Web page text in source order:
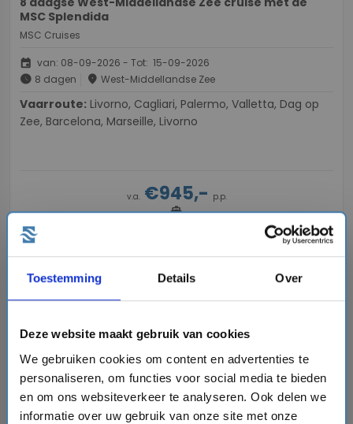
Toestemming Details Over
Deze website maakt gebruik van cookies
We gebruiken cookies om content en advertenties te
personaliseren, om functies voor social media te bieden
en om ons websiteverkeer te analyseren. Ook delen we
informatie over uw gebruik van onze site met onze
MSC Splendida
MSC Cruises
event van: 08-09-2026 - Tot: 15-09-2026
schedule 8 dagen place West-Middellandse Zee
Vaarroute:
Zee, Barcelona, Marseille, Livorno
v.a.€945,- p.p.
directions_boat
Vergelijk